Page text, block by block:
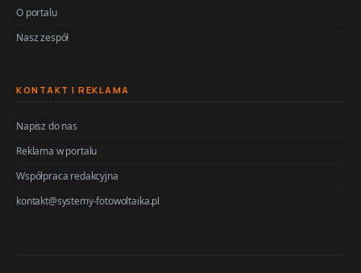
O portalu
Nasz zespół
KONTAKT I REKLAMA
Napisz do nas
Reklama w portalu
Współpraca redakcyjna
kontakt@systemy-fotowoltaika.pl